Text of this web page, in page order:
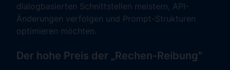
dialogbasierten Schnittstellen meistern, API-
Änderungen verfolgen und Prompt-Strukturen
optimieren möchten.
Der hohe Preis der „Rechen-Reibung"